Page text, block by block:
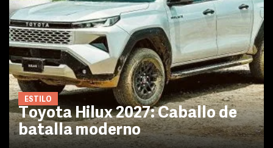
ESTILO
Toyota Hilux 2027: Caballo de
batalla moderno